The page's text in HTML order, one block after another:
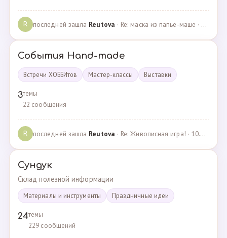
R последней зашла Reutova · Re: маска из папье-маше · 20.12.2022
События Hand-made
Встречи ХОББИтов Мастер-классы Выставки
3темы
22 сообщения
R последней зашла Reutova · Re: Живописная игра! · 10.12.2020
Сундук
Склад полезной информации
Материалы и инструменты Праздничные идеи
24темы
229 сообщений